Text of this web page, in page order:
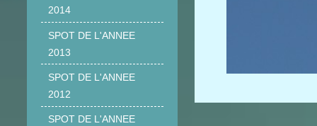
2014
SPOT DE L'ANNEE
2013
SPOT DE L'ANNEE
2012
SPOT DE L'ANNEE